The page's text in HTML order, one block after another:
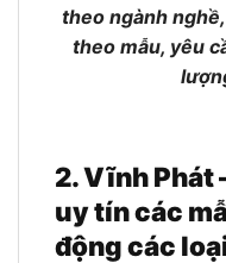
theo ngành
theo mẫu, yêu
2. Vĩnh Phát
uy tín các
động các